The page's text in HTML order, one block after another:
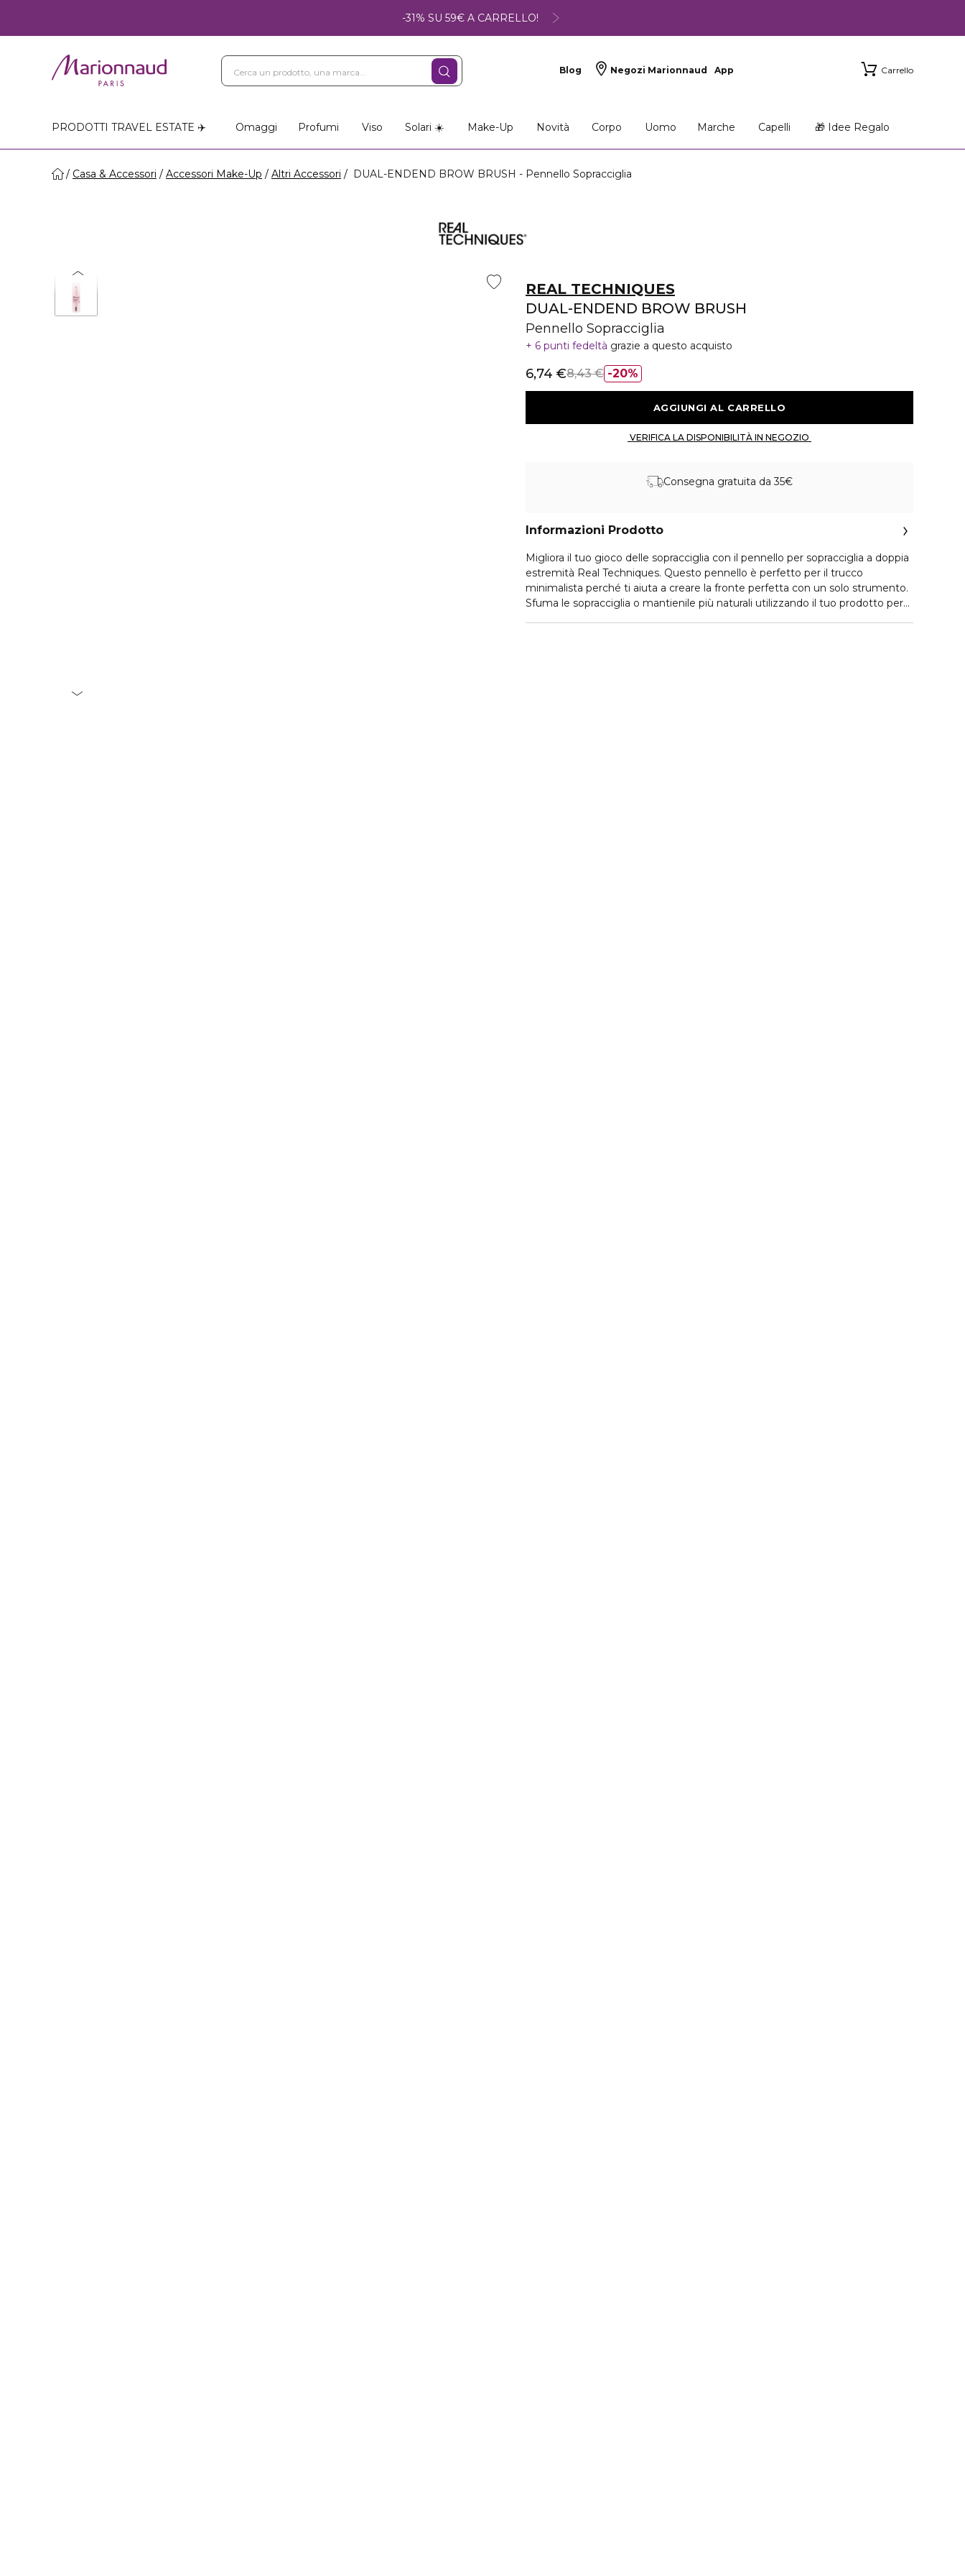
-31% SU 59€ A CARRELLO!
Blog Negozi Marionnaud App Carrello
PRODOTTI TRAVEL ESTATE ✈️ Omaggi Profumi Viso Solari ☀️ Make-Up Novità Corpo Uomo Marche Capelli 🎁 Idee Regalo
Casa & Accessori Accessori Make-Up Altri Accessori DUAL-ENDEND BROW BRUSH - Pennello Sopracciglia
REAL TECHNIQUES
DUAL-ENDEND BROW BRUSH
Pennello Sopracciglia
6 punti fedeltà grazie a questo acquisto
20%
6,74 €8,43 €
Consegna gratuita da 35€
Informazioni Prodotto
Migliora il tuo gioco delle sopracciglia con il pennello per sopracciglia a doppia
estremità Real Techniques. Questo pennello è perfetto per il trucco
minimalista perché ti aiuta a creare la fronte perfetta con un solo strumento.
Sfuma le sopracciglia o mantienile più naturali utilizzando il tuo prodotto per